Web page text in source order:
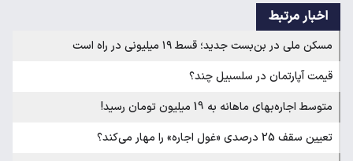
اخبار مرتبط
مسکن ملی در بن‌بست جدید؛ قسط ۱۹ میلیونی در راه است
قیمت آپارتمان در سلسبیل چند؟
متوسط اجاره‌بهای ماهانه به 19 میلیون تومان رسید!
تعیین سقف 25 درصدی «غول اجاره» را مهار می‌کند؟